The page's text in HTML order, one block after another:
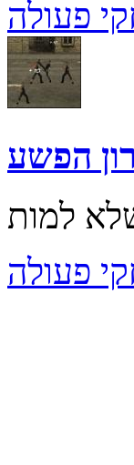
פעולה
הפשע
פעולה